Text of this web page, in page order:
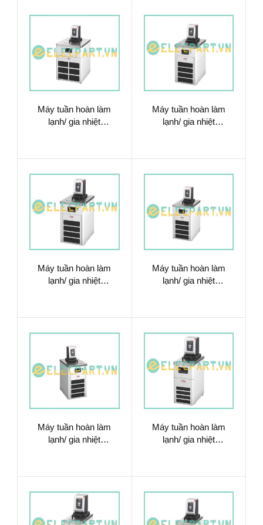
Máy tuần hoàn làm
lạnh/ gia nhiệt
Máy tuần hoàn làm
lạnh/ gia nhiệt
Máy tuần hoàn làm
lạnh/ gia nhiệt
Máy tuần hoàn làm
lạnh/ gia nhiệt
Máy tuần hoàn làm
lạnh/ gia nhiệt
Máy tuần hoàn làm
lạnh/ gia nhiệt